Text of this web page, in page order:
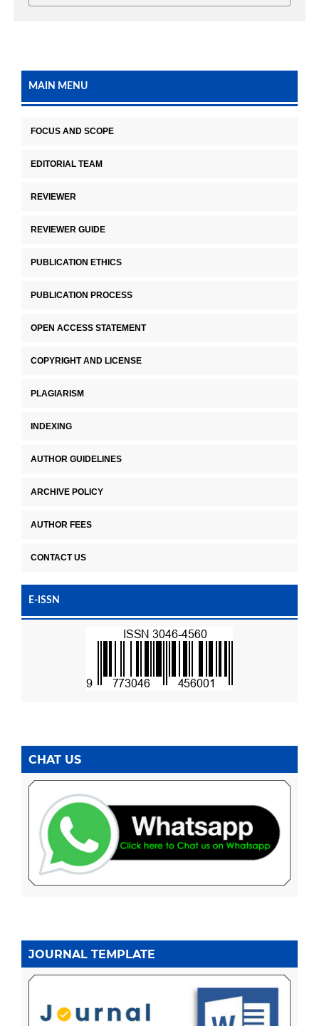
MAIN MENU
FOCUS AND SCOPE
EDITORIAL TEAM
REVIEWER
REVIEWER GUIDE
PUBLICATION ETHICS
PUBLICATION PROCESS
OPEN ACCESS STATEMENT
COPYRIGHT AND LICENSE
PLAGIARISM
INDEXING
AUTHOR GUIDELINES
ARCHIVE POLICY
AUTHOR FEES
CONTACT US
E-ISSN
CHAT US
JOURNAL TEMPLATE